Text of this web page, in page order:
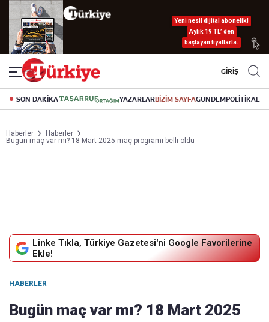
Yeni nesil dijital abonelik!
Aylık 19 TL’ den
başlayan fiyatlarla.
GİRİŞ
SON DAKİKA YAZARLARBİZİM SAYFAGÜNDEMPOLİTİKA
Haberler
Haberler
Bugün maç var mı? 18 Mart 2025 maç programı belli oldu
Linke Tıkla, Türkiye Gazetesi'ni Google Favorilerine
Ekle!
HABERLER
Bugün maç var mı? 18 Mart 2025